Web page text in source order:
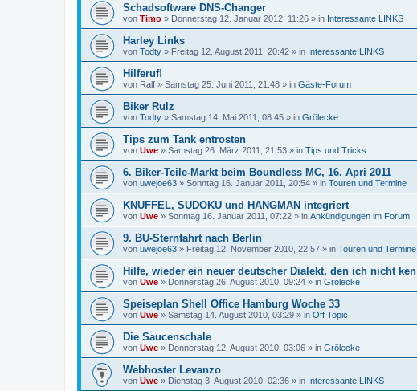
Schadsoftware DNS-Changer
von Timo » Donnerstag 12. Januar 2012, 11:26 » in Interessante LINKS
Harley Links
von Todty » Freitag 12. August 2011, 20:42 » in Interessante LINKS
Hilferuf!
von Ralf » Samstag 25. Juni 2011, 21:48 » in Gäste-Forum
Biker Rulz
von Todty » Samstag 14. Mai 2011, 08:45 » in Grölecke
Tips zum Tank entrosten
von Uwe » Samstag 26. März 2011, 21:53 » in Tips und Tricks
6. Biker-Teile-Markt beim Boundless MC, 16. Apri 2011
von uwejoe63 » Sonntag 16. Januar 2011, 20:54 » in Touren und Termine
KNUFFEL, SUDOKU und HANGMAN integriert
von Uwe » Sonntag 16. Januar 2011, 07:22 » in Ankündigungen im Forum
9. BU-Sternfahrt nach Berlin
von uwejoe63 » Freitag 12. November 2010, 22:57 » in Touren und Termine
Hilfe, wieder ein neuer deutscher Dialekt, den ich nicht ken
von Uwe » Donnerstag 26. August 2010, 09:24 » in Grölecke
Speiseplan Shell Office Hamburg Woche 33
von Uwe » Samstag 14. August 2010, 03:29 » in Off Topic
Die Saucenschale
von Uwe » Donnerstag 12. August 2010, 03:06 » in Grölecke
Webhoster Levanzo
von Uwe » Dienstag 3. August 2010, 02:36 » in Interessante LINKS